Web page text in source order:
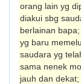
orang lain yg
diakui sbg
berlainan
yg baru
saudara yg
sama nenek
jauh dan